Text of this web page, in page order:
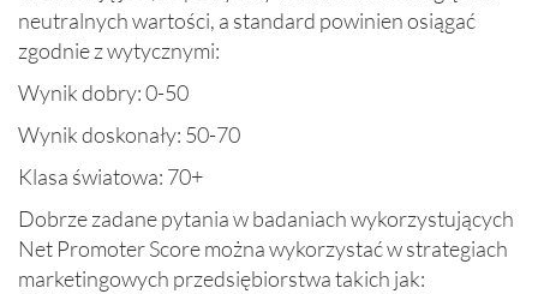
neutralnych wartości, a standard powinien osiągać
zgodnie z wytycznymi:
Wynik dobry: 0-50
Wynik doskonały: 50-70
Klasa światowa: 70+
Dobrze zadane pytania w badaniach wykorzystujących
Net Promoter Score można wykorzystać w strategiach
marketingowych przedsiębiorstwa takich jak: